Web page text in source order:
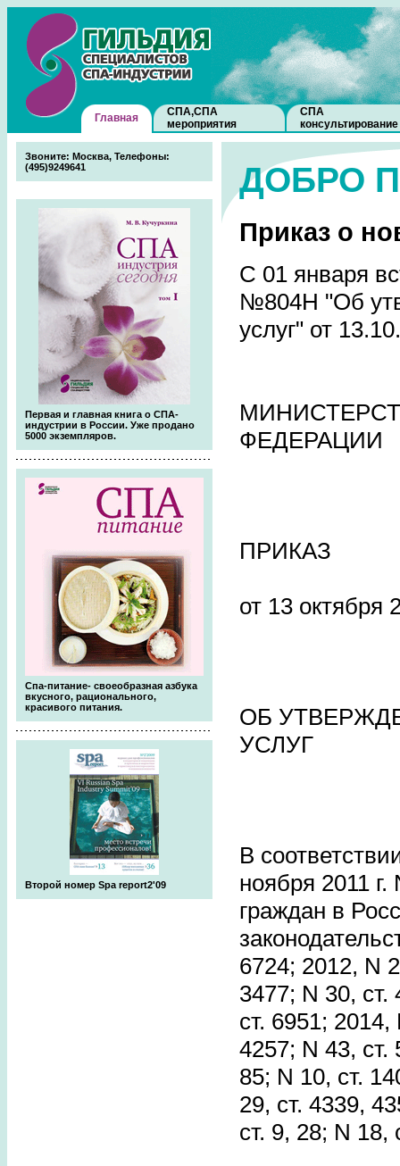
Главная
СПА,СПА
мероприятия
СПА
консультирование
Звоните: Москва, Телефоны:
(495)9249641
Первая и главная книга о СПА-
индустрии в России. Уже продано
5000 экземпляров.
Спа-питание- своеобразная азбука
вкусного, рационального,
красивого питания.
Второй номер Spa report2'09
ДОБРО
Приказ о
С 01 января
№804Н "Об
услуг" от
ФЕДЕРАЦИИ
ПРИКАЗ
от 13 октября
ОБ
УСЛУГ
В
ноября 2011
граждан в
6724; 2012, N
3477; N 30, ст.
ст. 6951;
4257; N 43, ст.
85; N 10, ст.
29, ст. 4339,
ст. 9, 28; N 18,